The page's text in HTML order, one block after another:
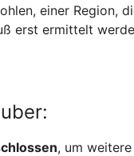
einer Region,
erst ermittelt
, um